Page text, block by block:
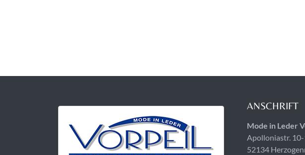
ANSCHRIFT
Mode in Leder
Apolloniastr.
52134